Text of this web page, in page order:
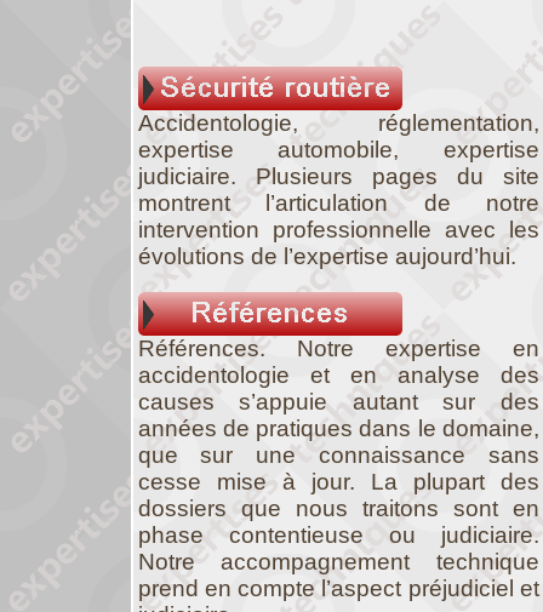
Accidentologie, réglementation,
expertise automobile, expertise
judiciaire. Plusieurs pages du site
montrent l’articulation de notre
intervention professionnelle avec les
évolutions de l’expertise aujourd’hui.
Références. Notre expertise en
accidentologie et en analyse des
causes s’appuie autant sur des
années de pratiques dans le domaine,
que sur une connaissance sans
cesse mise à jour. La plupart des
dossiers que nous traitons sont en
phase contentieuse ou judiciaire.
Notre accompagnement technique
prend en compte l’aspect préjudiciel et